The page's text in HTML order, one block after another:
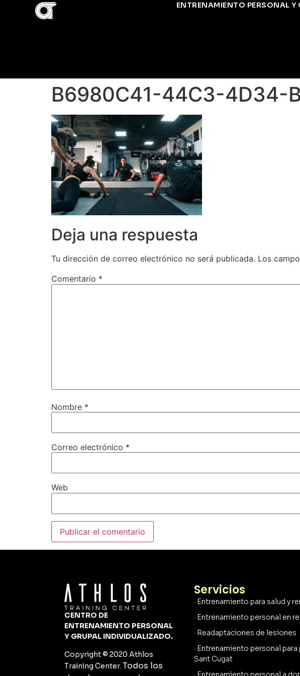
ENTRENAMIENTO PERSONAL
B6980C41-44C3-4D34-
Deja una respuesta
Tu dirección de correo electrónico no será publicada. Los
Comentario *
Nombre *
Correo electrónico *
Web
CENTRO DE
ENTRENAMIENTO PERSONAL
Y GRUPALINDIVIDUALIZADO.
Copyright © 2020 Athlos
Training Center. Todos los
Servicios
· Entrenamiento para salud y
· Entrenamiento personal en
· Readaptaciones de lesiones
· Entrenamiento personal
Sant Cugat